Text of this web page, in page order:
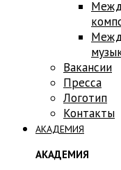
Вакансии
Пресса
Логотип
Контакты
АКАДЕМИЯ
АКАДЕМИЯ